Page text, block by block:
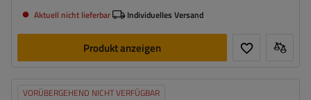
Aktuell nicht lieferbar Individuelles Versand
Produkt anzeigen
VORÜBERGEHEND NICHT VERFÜGBAR